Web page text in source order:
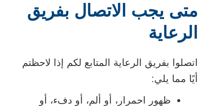
متى يجب الاتصال بفريق
الرعاية
اتصلوا بفريق الرعاية المتابع لكم إذا لاحظتم
أيًا مما يلي:
ظهور احمرار، أو ألم، أو دفء، أو